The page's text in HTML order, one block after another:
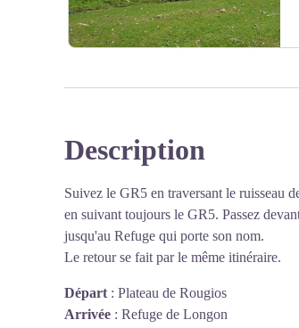
Voir l'image en plein
http://refugedelongon.fr/
Description
Suivez le GR5 en traversant le ruisseau
en suivant toujours le GR5. Passez
jusqu'au Refuge qui porte son nom.
Le retour se fait par le même itinéraire.
Départ : Plateau de Rougios
Arrivée : Refuge de Longon